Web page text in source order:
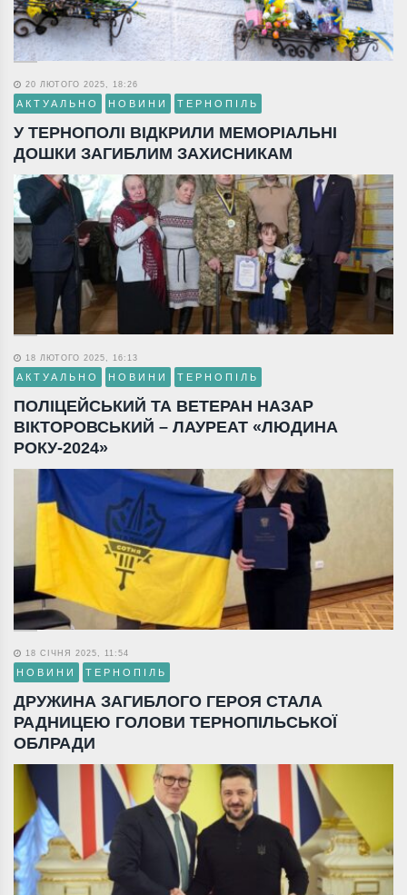
20 ЛЮТОГО 2025, 18:26
АКТУАЛЬНО НОВИНИ ТЕРНОПІЛЬ
У ТЕРНОПОЛІ ВІДКРИЛИ МЕМОРІАЛЬНІ
ДОШКИ ЗАГИБЛИМ ЗАХИСНИКАМ
18 ЛЮТОГО 2025, 16:13
АКТУАЛЬНО НОВИНИ ТЕРНОПІЛЬ
ПОЛІЦЕЙСЬКИЙ ТА ВЕТЕРАН НАЗАР
ВІКТОРОВСЬКИЙ – ЛАУРЕАТ «ЛЮДИНА
РОКУ-2024»
18 СІЧНЯ 2025, 11:54
НОВИНИ ТЕРНОПІЛЬ
ДРУЖИНА ЗАГИБЛОГО ГЕРОЯ СТАЛА
РАДНИЦЕЮ ГОЛОВИ ТЕРНОПІЛЬСЬКОЇ
ОБЛРАДИ